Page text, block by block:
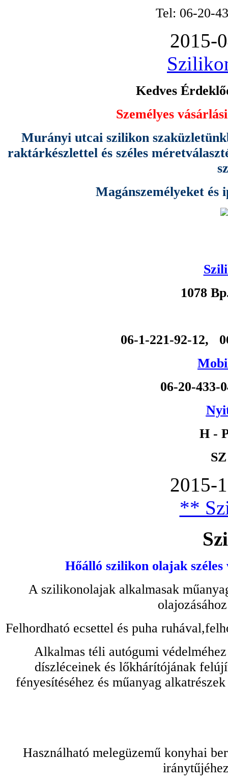
Tel: 06-20-
2015-
Kedves
Személyes
Murányi utcai szilikon
raktárkészlettel és széles
Magánszemélyeket és
1078
06-1-221-92-12,
06-20-
H -
2015-
**
Hőálló szilikon olajak
A szilikonolajak alkalmasak
Felhordható ecsettel és puha
Alkalmas téli autógumi
díszléceinek és lőkhárítójának
fényesítéséhez és műanyag
Használható melegüzemű konyhai